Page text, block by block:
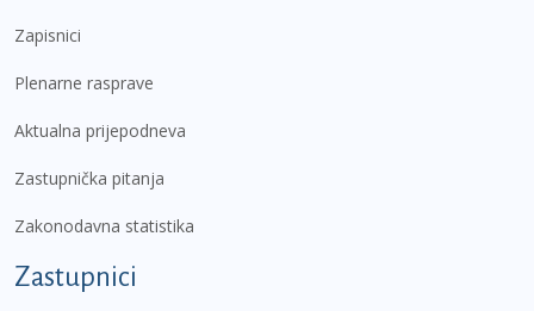
Zapisnici
Plenarne rasprave
Aktualna prijepodneva
Zastupnička pitanja
Zakonodavna statistika
Zastupnici